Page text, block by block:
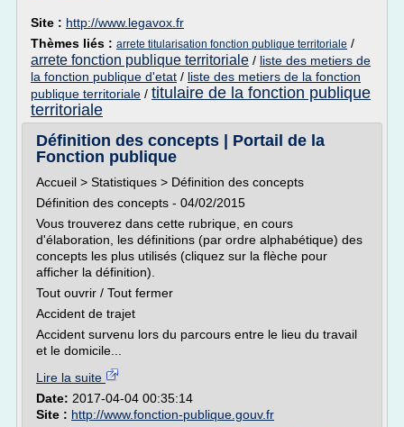
Site : http://www.legavox.fr
Thèmes liés : arrete titularisation fonction publique territoriale /
arrete fonction publique territoriale / liste des metiers de
la fonction publique d'etat / liste des metiers de la fonction
publique territoriale / titulaire de la fonction publique
territoriale
Définition des concepts | Portail de la
Fonction publique
Accueil > Statistiques > Définition des concepts
Définition des concepts - 04/02/2015
Vous trouverez dans cette rubrique, en cours
d'élaboration, les définitions (par ordre alphabétique) des
concepts les plus utilisés (cliquez sur la flèche pour
afficher la définition).
Tout ouvrir / Tout fermer
Accident de trajet
Accident survenu lors du parcours entre le lieu du travail
et le domicile...
Lire la suite
Date: 2017-04-04 00:35:14
Site : http://www.fonction-publique.gouv.fr